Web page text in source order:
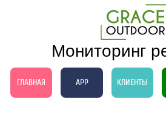
Мониторинг
ГЛАВНАЯ APP КЛИЕНТЫ